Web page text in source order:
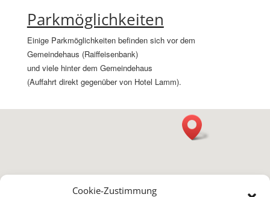
Cookie-Zustimmung
Parkmöglichkeiten
Einige Parkmöglichkeiten befinden sich vor dem
Gemeindehaus (Raiffeisenbank)
und viele hinter dem Gemeindehaus
(Auffahrt direkt gegenüber von Hotel Lamm).